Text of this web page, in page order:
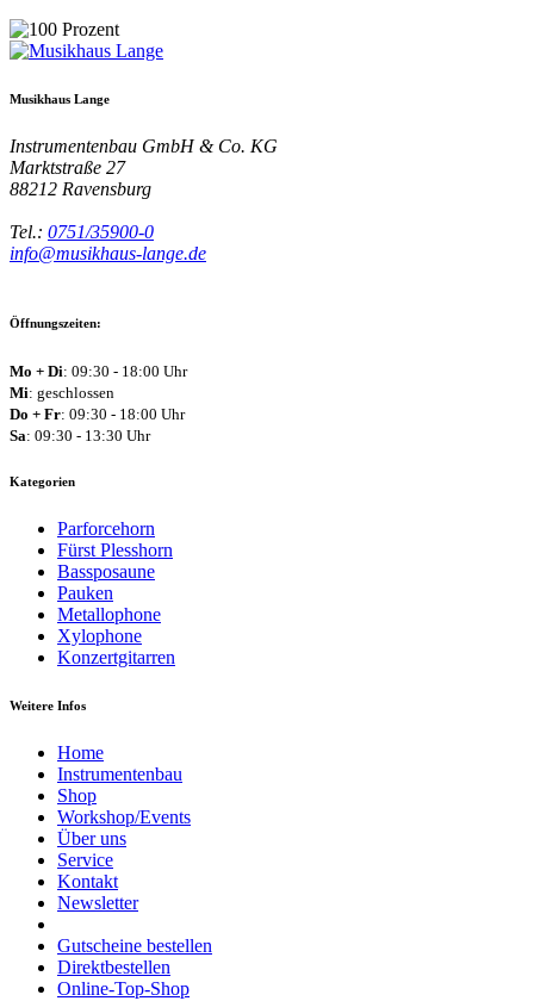
Musikhaus Lange
Instrumentenbau GmbH & Co. KG
Marktstraße 27
88212 Ravensburg
Tel.: 0751/35900-0
info@musikhaus-lange.de
Öffnungszeiten:
Mo + Di: 09:30 - 18:00 Uhr
Mi: geschlossen
Do + Fr: 09:30 - 18:00 Uhr
Sa: 09:30 - 13:30 Uhr
Kategorien
Parforcehorn
Fürst Plesshorn
Bassposaune
Pauken
Metallophone
Xylophone
Konzertgitarren
Weitere Infos
Home
Instrumentenbau
Shop
Workshop/Events
Über uns
Service
Kontakt
Newsletter
Gutscheine bestellen
Direktbestellen
Online-Top-Shop